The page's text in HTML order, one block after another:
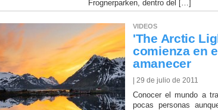
Frognerparken, dentro del […]
VÍDEOS
'The Arctic
comienza en
amanecer
| 29 de julio de 2011
Conocer el mundo a
pocas personas